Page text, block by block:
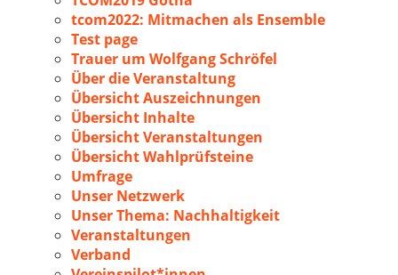
tcom2022: Mitmachen als Ensemble
Test page
Trauer um Wolfgang Schröfel
Über die Veranstaltung
Übersicht Auszeichnungen
Übersicht Inhalte
Übersicht Veranstaltungen
Übersicht Wahlprüfsteine
Umfrage
Unser Netzwerk
Unser Thema: Nachhaltigkeit
Veranstaltungen
Verband